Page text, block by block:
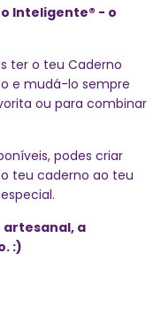
Inteligente® - o
ter o teu Caderno
e mudá-lo sempre
ou para combinar
podes criar
teu caderno ao teu
a
:)